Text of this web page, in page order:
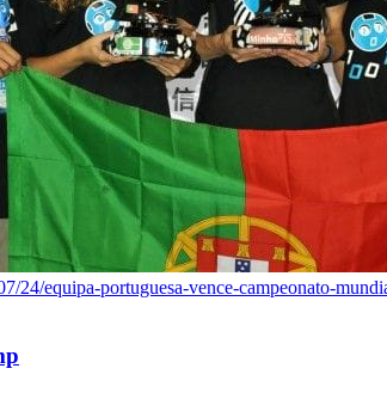
24/equipa-portuguesa-vence-campeonato-